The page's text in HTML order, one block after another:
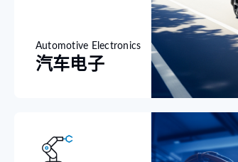
Automotive Electronics
汽车电子